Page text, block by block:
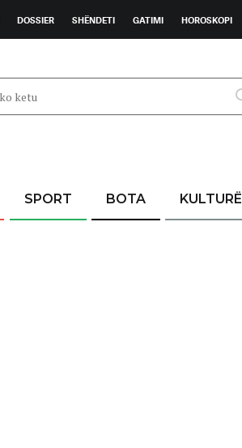
DOSSIER SHËNDETI GATIMI HOROSKOPI
SPORT BOTA KULTURË